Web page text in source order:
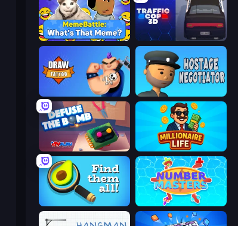
MemeBattle: What's That Meme? Traffic Cop 3D
Hostage Negotiator
Defuse the Bomb 3D Millionaire Life
Find Them All! Number Masters